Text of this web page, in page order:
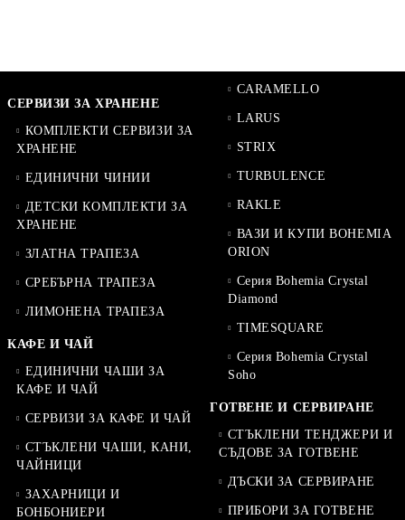
СЕРВИЗИ ЗА ХРАНЕНЕ
КОМПЛЕКТИ СЕРВИЗИ ЗА
ХРАНЕНЕ
ЕДИНИЧНИ ЧИНИИ
ДЕТСКИ КОМПЛЕКТИ ЗА
ХРАНЕНЕ
ЗЛАТНА ТРАПЕЗА
СРЕБЪРНА ТРАПЕЗА
ЛИМОНЕНА ТРАПЕЗА
КАФЕ И ЧАЙ
ЕДИНИЧНИ ЧАШИ ЗА
КАФЕ И ЧАЙ
СЕРВИЗИ ЗА КАФЕ И ЧАЙ
СТЪКЛЕНИ ЧАШИ, КАНИ,
ЧАЙНИЦИ
ЗАХАРНИЦИ И
БОНБОНИЕРИ
CARAMELLO
LARUS
STRIX
TURBULENCE
RAKLE
ВАЗИ И КУПИ BOHEMIA
ORION
Серия Bohemia Crystal
Diamond
TIMESQUARE
Серия Bohemia Crystal
Soho
ГОТВЕНЕ И СЕРВИРАНЕ
СТЪКЛЕНИ ТЕНДЖЕРИ И
СЪДОВЕ ЗА ГОТВЕНЕ
ДЪСКИ ЗА СЕРВИРАНЕ
ПРИБОРИ ЗА ГОТВЕНЕ